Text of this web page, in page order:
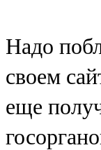
Надо
своем
еще